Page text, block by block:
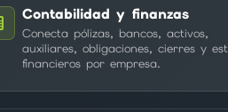
Contabilidad y finanzas
Conecta pólizas, bancos, activos,
auxiliares, obligaciones, cierres y
financieros por empresa.